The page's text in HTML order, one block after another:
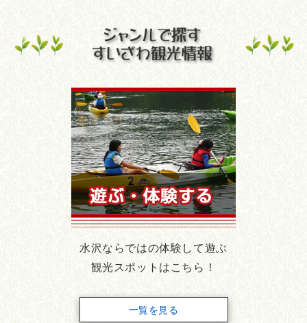
水沢ならではの体験して遊ぶ
観光スポットはこちら！
一覧を見る